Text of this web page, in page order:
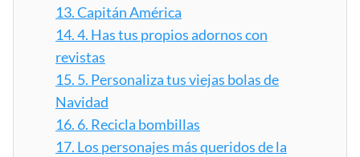
13.Capitán América
14.4. Has tus propios adornos con
revistas
15. 5. Personaliza tus viejas bolas de
Navidad
16. 6. Recicla bombillas
17. Los personajes más queridos de la